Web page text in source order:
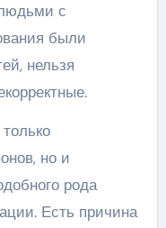
с
были
нельзя
но и
рода
Есть причина